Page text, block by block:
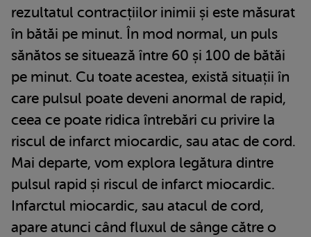
rezultatul contracțiilor inimii și este măsurat
în bătăi pe minut. În mod normal, un puls
sănătos se situează între 60 și 100 de bătăi
pe minut. Cu toate acestea, există situații în
care pulsul poate deveni anormal de rapid,
ceea ce poate ridica întrebări cu privire la
riscul de infarct miocardic, sau atac de cord.
Mai departe, vom explora legătura dintre
pulsul rapid și riscul de infarct miocardic.
Infarctul miocardic, sau atacul de cord,
apare atunci când fluxul de sânge către o